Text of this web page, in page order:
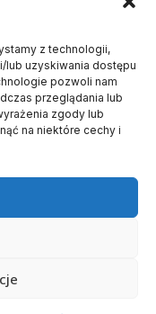
z technologii,
lub uzyskiwania dostępu
pozwoli nam
przeglądania lub
zgody lub
na niektóre cechy i